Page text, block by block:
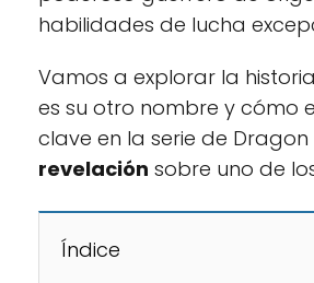
habilidades de lucha
Vamos a explorar la
es su otro nombre y cómo
clave en la serie de
revelación sobre uno de
Índice